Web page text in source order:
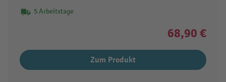
5 Arbeitstage
68,90 €
Zum Produkt